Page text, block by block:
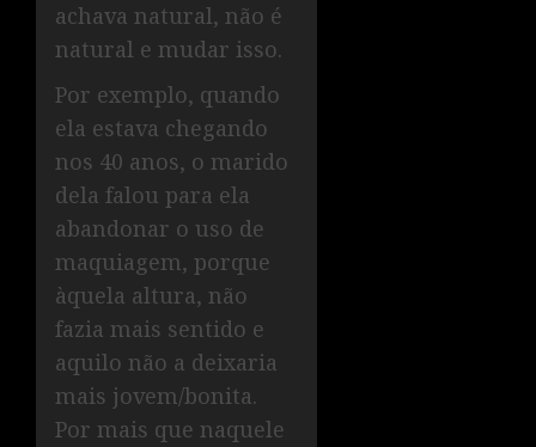
achava natural, não é
natural e mudar isso.
Por exemplo, quando
ela estava chegando
nos 40 anos, o marido
dela falou para ela
abandonar o uso de
maquiagem, porque
àquela altura, não
fazia mais sentido e
aquilo não a deixaria
mais jovem/bonita.
Por mais que naquele